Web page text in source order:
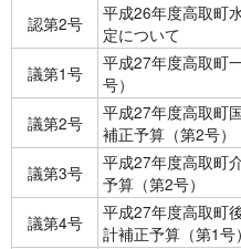
認第2号
平成26年度高取町
定について
議第1号
平成27年度高取町
号）
議第2号
平成27年度高取町
補正予算（第2号）
議第3号
平成27年度高取町
予算（第2号）
議第4号
平成27年度高取町
計補正予算（第1号）